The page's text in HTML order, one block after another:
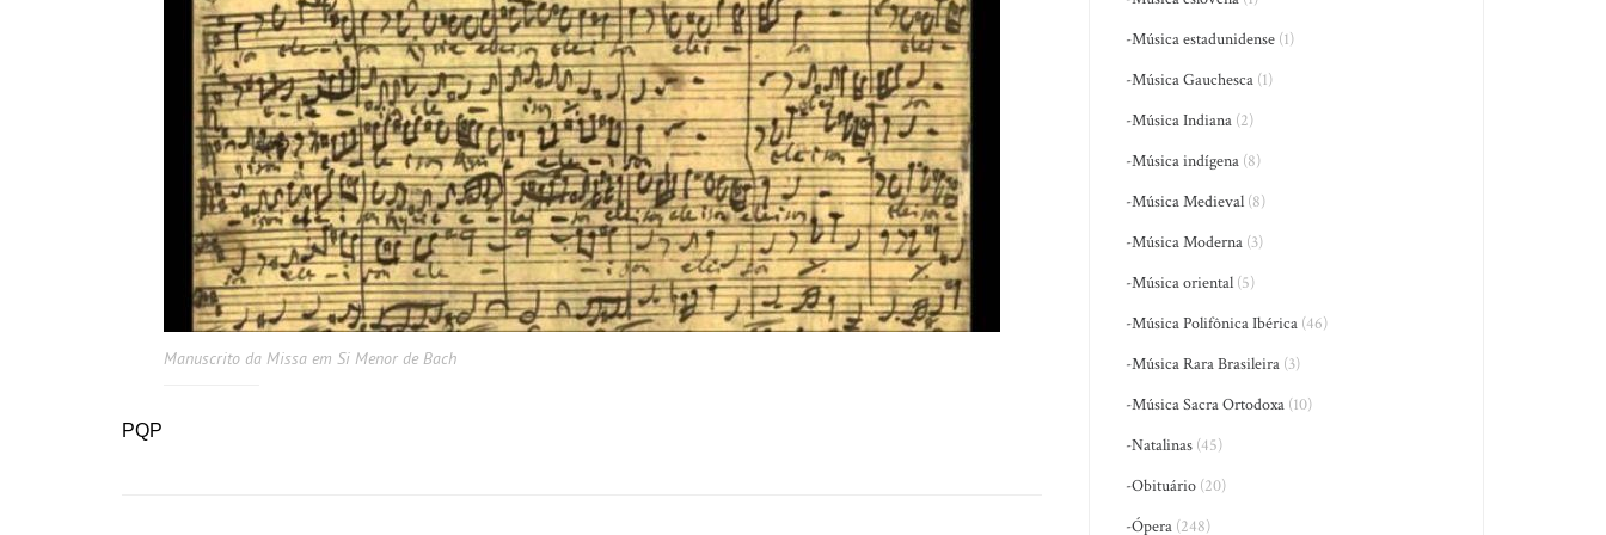
Manuscrito da Missa em Si Menor de Bach
PQP
-Música estadunidense (1)
-Música Gauchesca (1)
-Música Indiana (2)
-Música indígena (8)
-Música Medieval (8)
-Música Moderna (3)
-Música oriental (5)
-Música Polifônica Ibérica (46)
-Música Rara Brasileira (3)
-Música Sacra Ortodoxa (10)
-Natalinas (45)
-Obituário (20)
-Ópera (248)